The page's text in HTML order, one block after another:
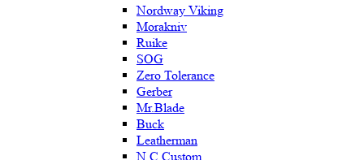
Nordway Viking
Morakniv
Ruike
SOG
Zero Tolerance
Gerber
Mr.Blade
Buck
Leatherman
N.C.Custom